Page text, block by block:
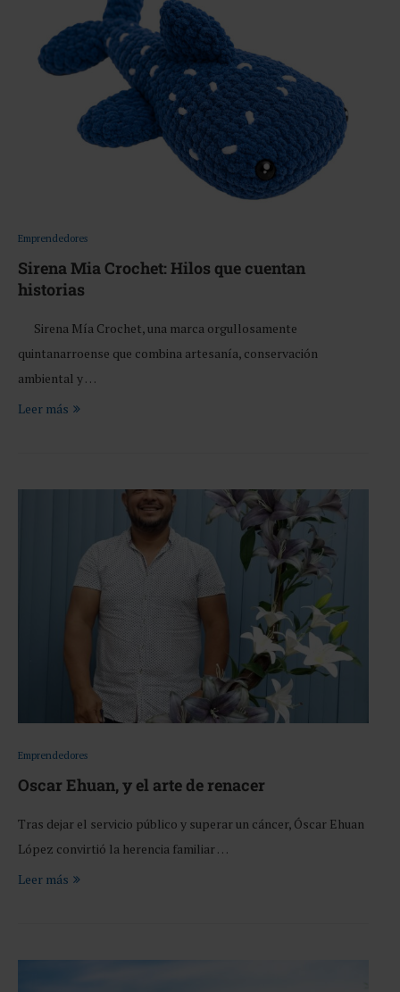
Emprendedores
Sirena Mia Crochet: Hilos que cuentan
historias
Sirena Mía Crochet, una marca orgullosamente
quintanarroense que combina artesanía, conservación
ambiental y …
Leer más
Emprendedores
Oscar Ehuan, y el arte de renacer
Tras dejar el servicio público y superar un cáncer, Óscar Ehuan
López convirtió la herencia familiar …
Leer más